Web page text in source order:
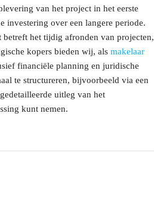
van het project in het eerste
over een langere periode.
het tijdig afronden van projecten,
kopers bieden wij, als makelaar
financiële planning en juridische
te structureren, bijvoorbeeld via een
uitleg van het
kunt nemen.